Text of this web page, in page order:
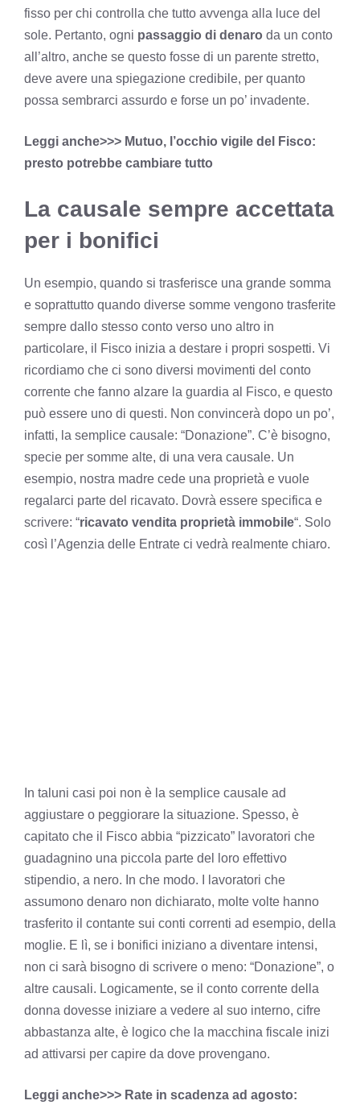
fisso per chi controlla che tutto avvenga alla luce del
sole. Pertanto, ogni passaggio di denaro da un conto
all’altro, anche se questo fosse di un parente stretto,
deve avere una spiegazione credibile, per quanto
possa sembrarci assurdo e forse un po’ invadente.
Leggi anche>>> Mutuo, l’occhio vigile del Fisco:
presto potrebbe cambiare tutto
La causale sempre accettata
per i bonifici
Un esempio, quando si trasferisce una grande somma
e soprattutto quando diverse somme vengono trasferite
sempre dallo stesso conto verso uno altro in
particolare, il Fisco inizia a destare i propri sospetti. Vi
ricordiamo che ci sono diversi movimenti del conto
corrente che fanno alzare la guardia al Fisco, e questo
può essere uno di questi. Non convincerà dopo un po’,
infatti, la semplice causale: “Donazione”. C’è bisogno,
specie per somme alte, di una vera causale. Un
esempio, nostra madre cede una proprietà e vuole
regalarci parte del ricavato. Dovrà essere specifica e
scrivere: “ricavato vendita proprietà immobile“. Solo
così l’Agenzia delle Entrate ci vedrà realmente chiaro.
In taluni casi poi non è la semplice causale ad
aggiustare o peggiorare la situazione. Spesso, è
capitato che il Fisco abbia “pizzicato” lavoratori che
guadagnino una piccola parte del loro effettivo
stipendio, a nero. In che modo. I lavoratori che
assumono denaro non dichiarato, molte volte hanno
trasferito il contante sui conti correnti ad esempio, della
moglie. E lì, se i bonifici iniziano a diventare intensi,
non ci sarà bisogno di scrivere o meno: “Donazione”, o
altre causali. Logicamente, se il conto corrente della
donna dovesse iniziare a vedere al suo interno, cifre
abbastanza alte, è logico che la macchina fiscale inizi
ad attivarsi per capire da dove provengano.
Leggi anche>>> Rate in scadenza ad agosto: